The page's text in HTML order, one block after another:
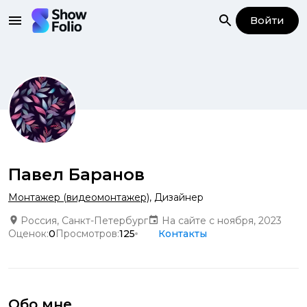
Войти
Павел Баранов
Монтажер (видеомонтажер), Дизайнер
Россия, Санкт-Петербург
На сайте с ноября, 2023
Оценок:0Просмотров:125 Контакты